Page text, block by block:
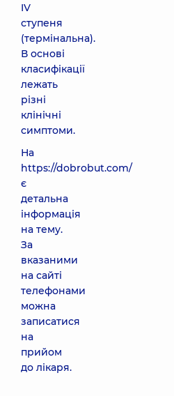
IV
ступеня
(термінальна).
В основі
класифікації
лежать
різні
клінічні
симптоми.
На
https://dobrobut.com/
є
детальна
інформація
на тему.
За
вказаними
на сайті
телефонами
можна
записатися
на
прийом
до лікаря.